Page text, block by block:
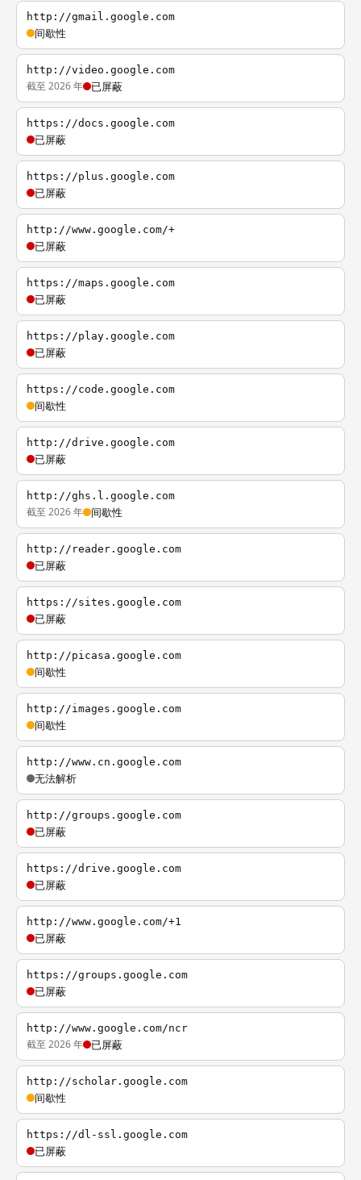
http://gmail.google.com
间歇性
http://video.google.com
截至 2026 年 已屏蔽
https://docs.google.com
已屏蔽
https://plus.google.com
已屏蔽
http://www.google.com/+
已屏蔽
https://maps.google.com
已屏蔽
https://play.google.com
已屏蔽
https://code.google.com
间歇性
http://drive.google.com
已屏蔽
http://ghs.l.google.com
截至 2026 年 间歇性
http://reader.google.com
已屏蔽
https://sites.google.com
已屏蔽
http://picasa.google.com
间歇性
http://images.google.com
间歇性
http://www.cn.google.com
无法解析
http://groups.google.com
已屏蔽
https://drive.google.com
已屏蔽
http://www.google.com/+1
已屏蔽
https://groups.google.com
已屏蔽
http://www.google.com/ncr
截至 2026 年 已屏蔽
http://scholar.google.com
间歇性
https://dl-ssl.google.com
已屏蔽